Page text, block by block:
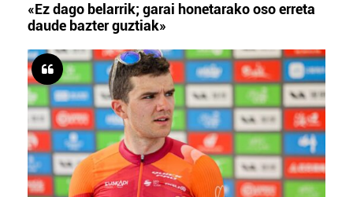
«Ez dago belarrik; garai honetarako oso erreta
daude bazter guztiak»